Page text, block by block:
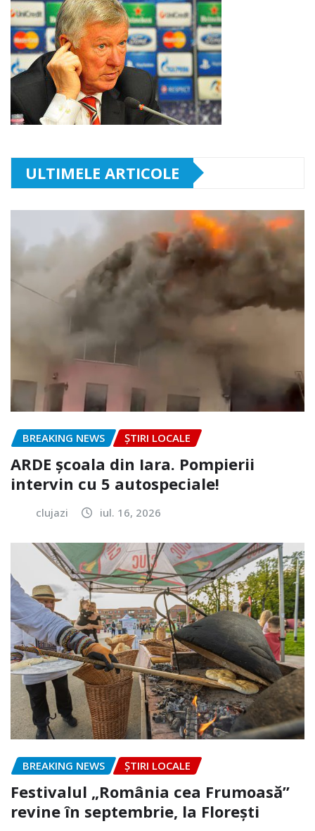
ULTIMELE ARTICOLE
BREAKING NEWS ȘTIRI LOCALE
ARDE școala din Iara. Pompierii
intervin cu 5 autospeciale!
clujazi iul. 16, 2026
BREAKING NEWS ȘTIRI LOCALE
Festivalul „România cea Frumoasă”
revine în septembrie, la Florești